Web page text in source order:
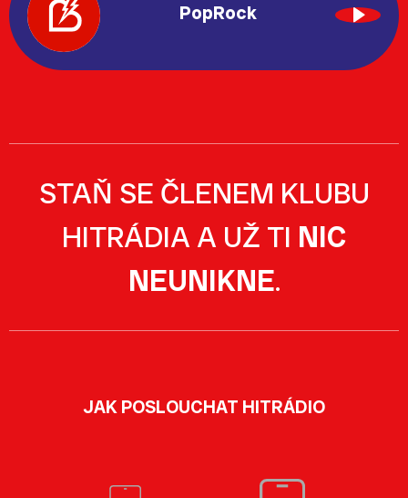
PopRock
STAŇ SE ČLENEM KLUBU
HITRÁDIA A UŽ TI NIC
NEUNIKNE.
JAK POSLOUCHAT HITRÁDIO